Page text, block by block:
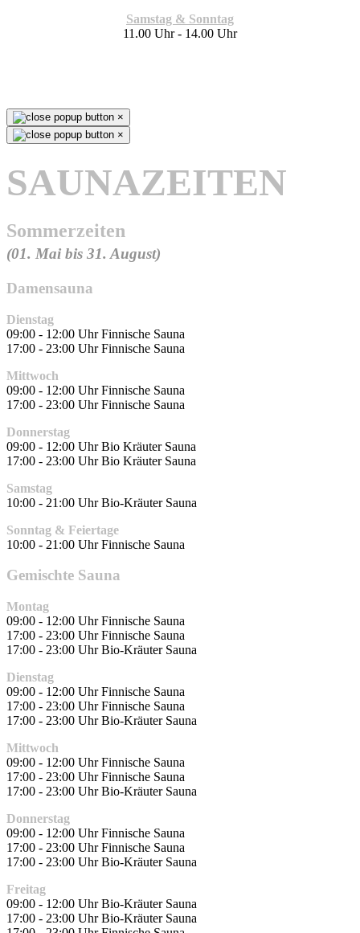
Samstag & Sonntag
11.00 Uhr - 14.00 Uhr
×
×
SAUNAZEITEN
Sommerzeiten
(01. Mai bis 31. August)
Damensauna
Dienstag
09:00 - 12:00 Uhr Finnische Sauna
17:00 - 23:00 Uhr Finnische Sauna
Mittwoch
09:00 - 12:00 Uhr Finnische Sauna
17:00 - 23:00 Uhr Finnische Sauna
Donnerstag
09:00 - 12:00 Uhr Bio Kräuter Sauna
17:00 - 23:00 Uhr Bio Kräuter Sauna
Samstag
10:00 - 21:00 Uhr Bio-Kräuter Sauna
Sonntag & Feiertage
10:00 - 21:00 Uhr Finnische Sauna
Gemischte Sauna
Montag
09:00 - 12:00 Uhr Finnische Sauna
17:00 - 23:00 Uhr Finnische Sauna
17:00 - 23:00 Uhr Bio-Kräuter Sauna
Dienstag
09:00 - 12:00 Uhr Finnische Sauna
17:00 - 23:00 Uhr Finnische Sauna
17:00 - 23:00 Uhr Bio-Kräuter Sauna
Mittwoch
09:00 - 12:00 Uhr Finnische Sauna
17:00 - 23:00 Uhr Finnische Sauna
17:00 - 23:00 Uhr Bio-Kräuter Sauna
Donnerstag
09:00 - 12:00 Uhr Finnische Sauna
17:00 - 23:00 Uhr Finnische Sauna
17:00 - 23:00 Uhr Bio-Kräuter Sauna
Freitag
09:00 - 12:00 Uhr Bio-Kräuter Sauna
17:00 - 23:00 Uhr Bio-Kräuter Sauna